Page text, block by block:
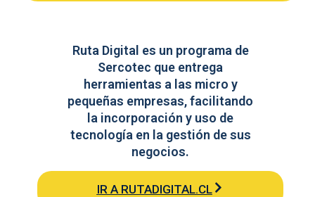
Ruta Digital es un programa de
Sercotec que entrega
herramientas a las micro y
pequeñas empresas, facilitando
la incorporación y uso de
tecnología en la gestión de sus
negocios.
IR A RUTADIGITAL.CL